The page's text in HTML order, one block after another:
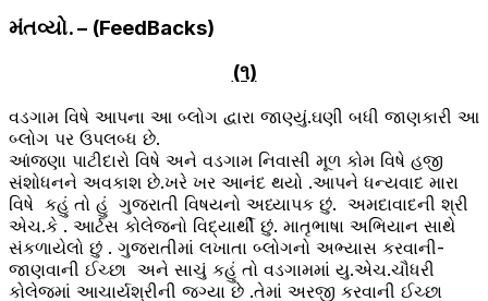
મંતવ્યો. – (FeedBacks)
(૧)
વડગામ વિષે આપના આ બ્લોગ દ્વારા જાણ્યું.ઘણી બધી જાણકારી આ
બ્લોગ પર ઉપલબ્ધ છે.
આંજણા પાટીદારો વિષે અને વડગામ નિવાસી મૂળ કોમ વિષે હજી
સંશોધનને અવકાશ છે.ખરે ખર આનંદ થયો .આપને ધન્યવાદ મારા
વિષે કહું તો હું ગુજરાતી વિષયનો અધ્યાપક છું. અમદાવાદની શ્રી
એચ.કે . આર્ટસ કોલેજનો વિદ્યાર્થી છું. માતૃભાષા અભિયાન સાથે
સંકળાયેલો છું . ગુજરાતીમાં લખાતા બ્લોગનો અભ્યાસ કરવાની-
જાણવાની ઈચ્છા અને સાચું કહું તો વડગામમાં યુ.એચ.ચૌધરી
કોલેજમાં આચાર્યશ્રીની જગ્યા છે .તેમાં અરજી કરવાની ઈચ્છા